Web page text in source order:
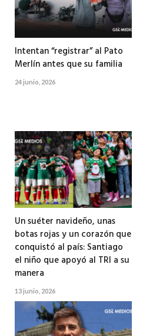
Intentan “registrar” al Pato
Merlín antes que su familia
24 junio, 2026
Un suéter navideño, unas
botas rojas y un corazón que
conquistó al país: Santiago
el niño que apoyó al TRI a su
manera
13 junio, 2026